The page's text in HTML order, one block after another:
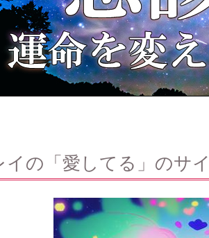
イの「愛してる」のサ